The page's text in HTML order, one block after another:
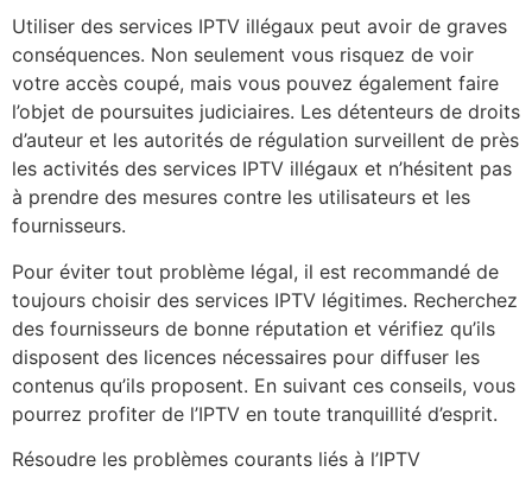
Utiliser des services IPTV illégaux peut avoir de graves
conséquences. Non seulement vous risquez de voir
votre accès coupé, mais vous pouvez également faire
l’objet de poursuites judiciaires. Les détenteurs de droits
d’auteur et les autorités de régulation surveillent de près
les activités des services IPTV illégaux et n’hésitent pas
à prendre des mesures contre les utilisateurs et les
fournisseurs.
Pour éviter tout problème légal, il est recommandé de
toujours choisir des services IPTV légitimes. Recherchez
des fournisseurs de bonne réputation et vérifiez qu’ils
disposent des licences nécessaires pour diffuser les
contenus qu’ils proposent. En suivant ces conseils, vous
pourrez profiter de l’IPTV en toute tranquillité d’esprit.
Résoudre les problèmes courants liés à l’IPTV